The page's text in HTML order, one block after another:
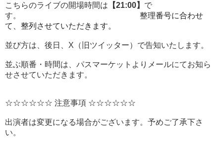
こちらのライブの開場時間は 【21:00】 で
す。 整理番号に合わせ
て、整列させていただきます。
並び方は、後日、X（旧ツイッター）で告知いたします。
並ぶ順番・時間は、パスマーケットよりメールにてお知ら
せさせていただきます。
☆☆☆☆☆☆ 注意事項 ☆☆☆☆☆☆
出演者は変更になる場合がございます。予めご了承下さ
い。